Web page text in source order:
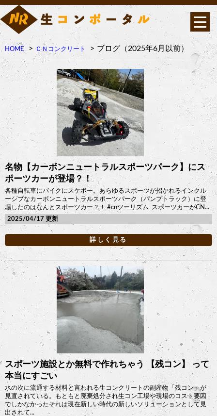
HOME ＣＮコンクリート ブログ（2025年6月以前）
名物【カーボンニュートラルスポーツパーク】にス
ポーツカーが登場？！
各種自転車にバイクにスケボー。あらゆるスポーツが招かれるインクル
ーシブなカーボンニュートラルスポーツパーク（パンプトラック）に登
場したのはなんとスポーツカー？！ #cnツーリズム スポーツカーがCN...
2025/04/17
詳しく見る
スポーツ施設とか無料で作れちゃう 【残コン】 って
本当にすごい
水の次に流通する材料と言われる生コンクリートの副産物「残コン」が
見直されている。もともと廃棄処分され生コン工場や現場のコスト要因
でしかなかったそれは現在新しい時代の新しいソリューションとして見
出されて...